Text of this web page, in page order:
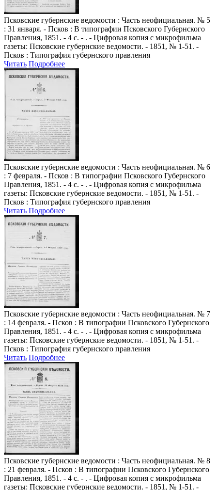
Псковские губернские ведомости : Часть неофициальная. № 5
: 31 января. - Псков : В типографии Псковского Губернского
Правления, 1851. - 4 с. - . - Цифровая копия с микрофильма
газеты: Псковские губернские ведомости. - 1851, № 1-51. -
Псков : Типография губернского правления
Читать Подробнее
Псковские губернские ведомости : Часть неофициальная. № 6
: 7 февраля. - Псков : В типографии Псковского Губернского
Правления, 1851. - 4 с. - . - Цифровая копия с микрофильма
газеты: Псковские губернские ведомости. - 1851, № 1-51. -
Псков : Типография губернского правления
Читать Подробнее
Псковские губернские ведомости : Часть неофициальная. № 7
: 14 февраля. - Псков : В типографии Псковского Губернского
Правления, 1851. - 4 с. - . - Цифровая копия с микрофильма
газеты: Псковские губернские ведомости. - 1851, № 1-51. -
Псков : Типография губернского правления
Читать Подробнее
Псковские губернские ведомости : Часть неофициальная. № 8
: 21 февраля. - Псков : В типографии Псковского Губернского
Правления, 1851. - 4 с. - . - Цифровая копия с микрофильма
газеты: Псковские губернские ведомости. - 1851, № 1-51. -